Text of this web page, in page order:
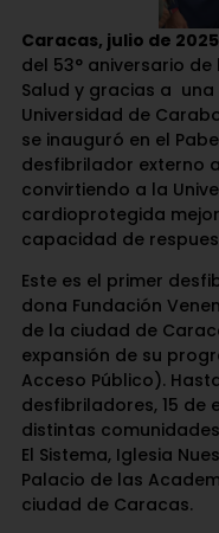
Caracas, julio de
del 53° aniversario
Salud y gracias a
Universidad de
se inauguró en el
desfibrilador externo
convirtiendo a la
cardioprotegida
capacidad de
Este es el primer
dona Fundación
de la ciudad de
expansión de su
Acceso Público).
desfibriladores, 15
distintas
El Sistema, Iglesia
Palacio de las
ciudad de Caracas.